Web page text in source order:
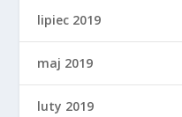
lipiec 2019
maj 2019
luty 2019